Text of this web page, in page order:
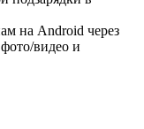
на Android через
видео и